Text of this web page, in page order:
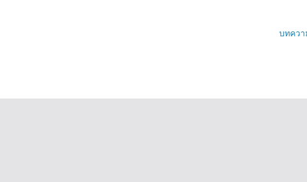
บทควา